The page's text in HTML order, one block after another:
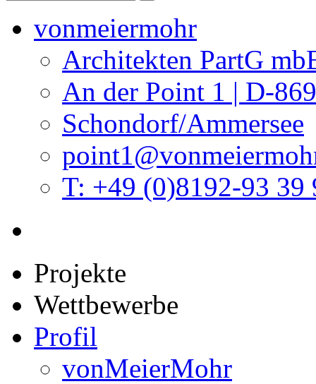
vonmeiermohr
Architekten PartG
An der Point 1 | D-
Schondorf/Ammersee
T: +49 (0)8192-93 39
Projekte
Wettbewerbe
Profil
vonMeierMohr